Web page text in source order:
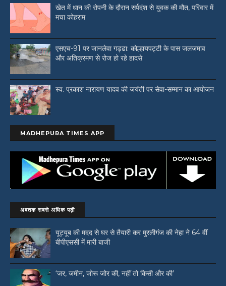
खेत में धान की रोपनी के दौरान सर्पदंश से युवक की मौत, परिवार में
मचा कोहराम
एसएच-91 पर जानलेवा गड्ढा: कोल्हायपट्टी के पास जलजमाव
और अतिक्रमण से रोज हो रहे हादसे
स्व. प्रकाश नारायण यादव की जयंती पर सेवा-सम्मान का आयोजन
MADHEPURA TIMES APP
अबतक सबसे अधिक पढ़ी
यूट्यूब की मदद से घर से तैयारी कर मुरलीगंज की नेहा ने 64 वीं
बीपीएससी में मारी बाजी
‘जर, जमीन, जोरू जोर की, नहीं तो किसी और की’